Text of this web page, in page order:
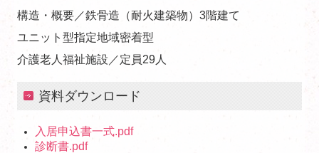
構造・概要／鉄骨造（耐火建築物）3階建て
ユニット型指定地域密着型
介護老人福祉施設／定員29人
資料ダウンロード
入居申込書一式.pdf
診断書.pdf